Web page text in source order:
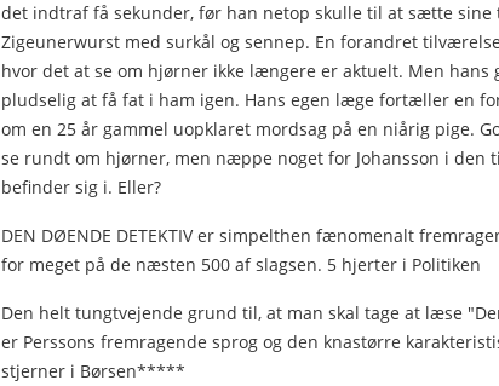
det indtraf få sekunder, før han netop skulle til at sætte
Zigeunerwurst med surkål og sennep. En forandret
hvor det at se om hjørner ikke længere er aktuelt. Men hans
pludselig at få fat i ham igen. Hans egen læge fortæller en
om en 25 år gammel uopklaret mordsag på en niårig pige.
se rundt om hjørner, men næppe noget for Johansson i den
befinder sig i. Eller?
DEN DØENDE DETEKTIV er simpelthen fænomenalt
for meget på de næsten 500 af slagsen. 5 hjerter i Politiken
Den helt tungtvejende grund til, at man skal tage at læse
er Perssons fremragende sprog og den knastørre
stjerner i Børsen*****